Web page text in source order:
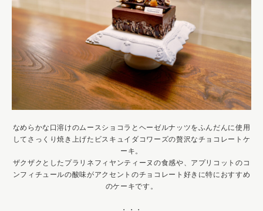
なめらかな口溶けのムースショコラとヘーゼルナッツをふんだんに使用
してさっくり焼き上げたビスキュイダコワーズの贅沢なチョコレートケ
ーキ。
ザクザクとしたプラリネフィヤンティーヌの食感や、アプリコットのコ
ンフィチュールの酸味がアクセントのチョコレート好きに特におすすめ
のケーキです。